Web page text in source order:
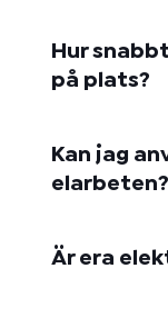
Hur
på plats?
Kan jag
elarbeten?
Är era